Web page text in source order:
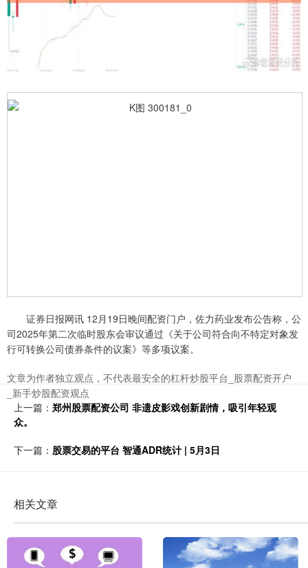
证券日报网讯 12月19日晚间配资门户，佐力药业发布公告称，公
司2025年第二次临时股东会审议通过《关于公司符合向不特定对象发
行可转换公司债券条件的议案》等多项议案。
文章为作者独立观点，不代表最安全的杠杆炒股平台_股票配资开户
_新手炒股配资观点
上一篇： 郑州股票配资公司 非遗皮影戏创新剧情，吸引年轻观
众。
下一篇： 股票交易的平台 智通ADR统计 | 5月3日
相关文章